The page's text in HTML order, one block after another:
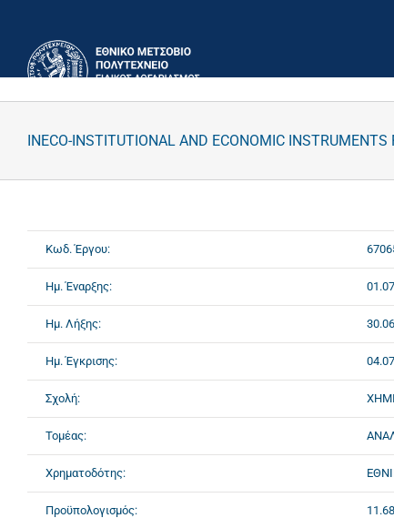
περιεχόμενο
INECO-INSTITUTIONAL AND ECONOMIC
Κωδ. Έργου:
Ημ. Έναρξης:
Ημ. Λήξης:
Ημ. Έγκρισης:
Σχολή:
Τομέας:
Χρηματοδότης:
Προϋπολογισμός: